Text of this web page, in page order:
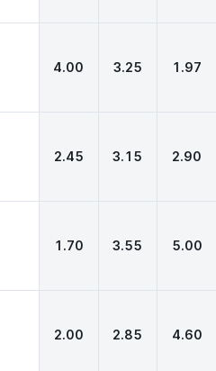
4.00 3.25 1.97
2.45 3.15 2.90
1.70 3.55 5.00
2.00 2.85 4.60